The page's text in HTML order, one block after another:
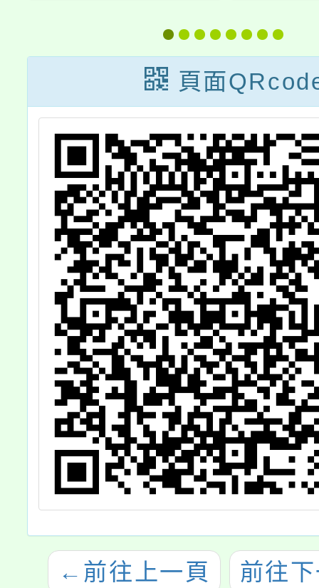
育國際學術交流
資訊分享研習
多
頁面
← 前往上一頁 前往